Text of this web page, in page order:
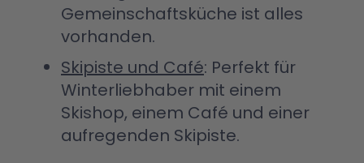
Gemeinschaftsküche ist alles
vorhanden.
Skipiste und Café: Perfekt für
Winterliebhaber mit einem
Skishop, einem Café und einer
aufregenden Skipiste.